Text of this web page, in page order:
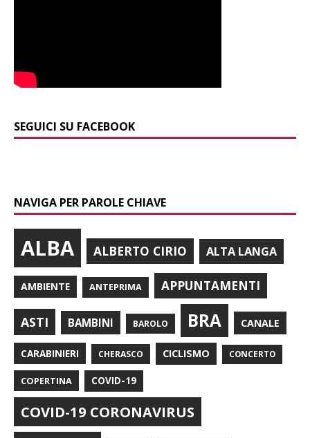
SEGUICI SU FACEBOOK
NAVIGA PER PAROLE CHIAVE
ALBA ALBERTO CIRIO ALTA LANGA
AMBIENTE ANTEPRIMA APPUNTAMENTI
ASTI BAMBINI BAROLO BRA CANALE
CARABINIERI CHERASCO CICLISMO CONCERTO
COPERTINA COVID-19
COVID-19 CORONAVIRUS